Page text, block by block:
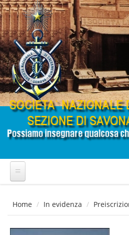
Salta al contenuto principale
Home In evidenza